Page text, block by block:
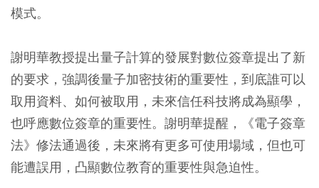
模式。
謝明華教授提出量子計算的發展對數位簽章提出了新
的要求，強調後量子加密技術的重要性，到底誰可以
取用資料、如何被取用，未來信任科技將成為顯學，
也呼應數位簽章的重要性。謝明華提醒，《電子簽章
法》修法通過後，未來將有更多可使用場域，但也可
能遭誤用，凸顯數位教育的重要性與急迫性。